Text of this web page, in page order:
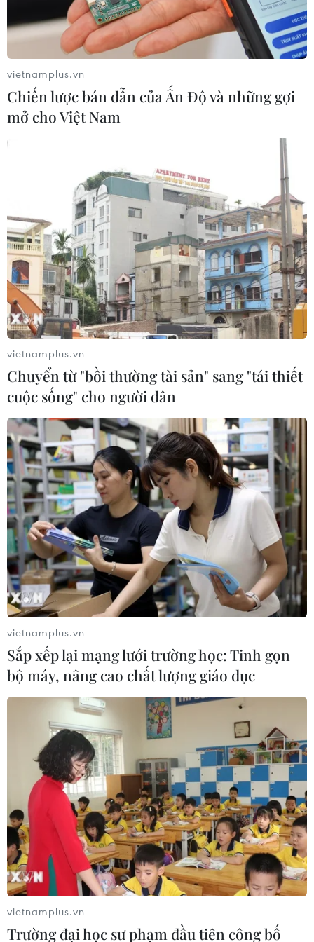
ECB sẵn sàng cắt giảm lãi suất và tái khởi
động mua trái phiếu
18/06/2019 15:01
Chủ tịch ECB cho biết việc tiếp tục cắt giảm lãi suất vẫn
nằm trong danh sách những công cụ có thể được ECB
cân nhắc và khả năng tái khởi động chương trình mua
trái phiếu là "đáng kể."
Tổng thống Mỹ tiếp tục gây sức ép lên
chính sách tiền tệ của Fed
19/06/2019 06:59
Giữa bối cảnh các quan chức của Fed đang tham gia
cuộc họp chính sách, Tổng thống Mỹ Donald Trump tiếp
tục gia tăng áp lực chính trị và yêu cầu Fed cắt giảm lãi
suất để thúc đẩy nền kinh tế đi lên.
Chủ tịch EC bảo vệ ECB sau những chỉ
trích của Tổng thống Mỹ
vietnamplus.vn
Chiến lược bán dẫn của Ấn Độ và những gợi
mở cho Việt Nam
vietnamplus.vn
Chuyển từ "bồi thường tài sản" sang "tái thiết
cuộc sống" cho người dân
vietnamplus.vn
Sắp xếp lại mạng lưới trường học: Tinh gọn
bộ máy, nâng cao chất lượng giáo dục
vietnamplus.vn
Trường đại học sư phạm đầu tiên công bố